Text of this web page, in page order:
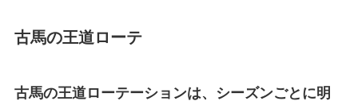
古馬の王道ローテ
古馬の王道ローテーションは、シーズンごとに明